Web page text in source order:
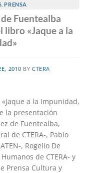
,PRENSA
Fuentealba
libro «Jaque a la
2010 BY CTERA
a la Impunidad,
la presentación
de Fuentealba,
de CTERA-, Pablo
, Rogelio De
de CTERA- y
Prensa Cultura y